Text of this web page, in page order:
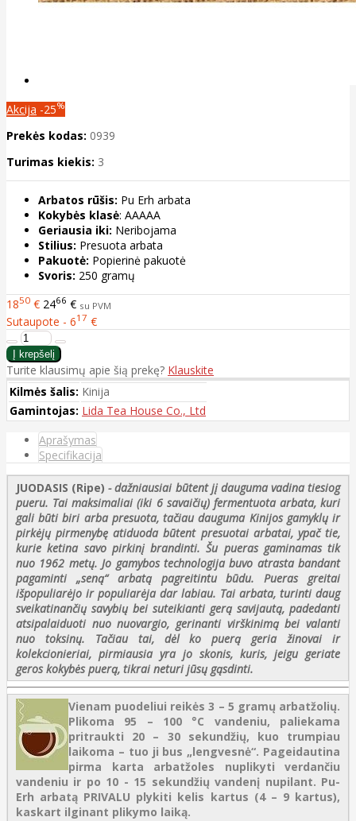
Akcija -25%
Prekės kodas: 0939
Turimas kiekis: 3
Arbatos rūšis: Pu Erh arbata
Kokybės klasė: AAAAA
Geriausia iki: Neribojama
Stilius: Presuota arbata
Pakuotė: Popierinė pakuotė
Svoris: 250 gramų
1850 € 2466 € su PVM
Sutaupote - 617 €
Turite klausimų apie šią prekę? Klauskite
Kilmės šalis: Kinija
Gamintojas: Lida Tea House Co., Ltd
Aprašymas
Specifikacija
JUODASIS (Ripe) - dažniausiai būtent jį dauguma vadina tiesiog
pueru. Tai maksimaliai (iki 6 savaičių) fermentuota arbata, kuri
gali būti biri arba presuota, tačiau dauguma Kinijos gamyklų ir
pirkėjų pirmenybę atiduoda būtent presuotai arbatai, ypač tie,
kurie ketina savo pirkinį brandinti. Šu pueras gaminamas tik
nuo 1962 metų. Jo gamybos technologija buvo atrasta bandant
pagaminti „seną“ arbatą pagreitintu būdu. Pueras greitai
išpopuliarėjo ir populiarėja dar labiau. Tai arbata, turinti daug
sveikatinančių savybių bei suteikianti gerą savijautą, padedanti
atsipalaiduoti nuo nuovargio, gerinanti virškinimą bei valanti
nuo toksinų. Tačiau tai, dėl ko puerą geria žinovai ir
kolekcionieriai, pirmiausia yra jo skonis, kuris, jeigu geriate
geros kokybės puerą, tikrai neturi jūsų gąsdinti.
Vienam puodeliui reikės 3 – 5 gramų arbatžolių.
Plikoma 95 – 100 °C vandeniu, paliekama
pritraukti 20 – 30 sekundžių, kuo trumpiau
laikoma – tuo ji bus „lengvesnė“. Pageidautina
pirma karta arbatžoles nuplikyti verdančiu
vandeniu ir po 10 - 15 sekundžių vandenį nupilant. Pu-
Erh arbatą PRIVALU plykiti kelis kartus (4 – 9 kartus),
kaskart ilginant plikymo laiką.